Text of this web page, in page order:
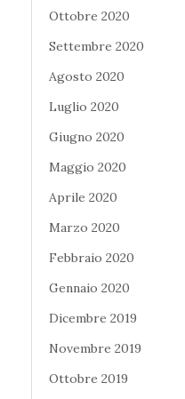
Ottobre 2020
Settembre 2020
Agosto 2020
Luglio 2020
Giugno 2020
Maggio 2020
Aprile 2020
Marzo 2020
Febbraio 2020
Gennaio 2020
Dicembre 2019
Novembre 2019
Ottobre 2019